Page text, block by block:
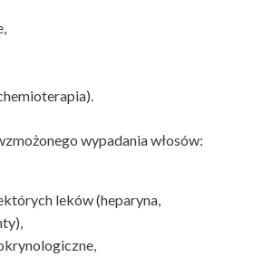
wypadania włosów:
leków (heparyna,